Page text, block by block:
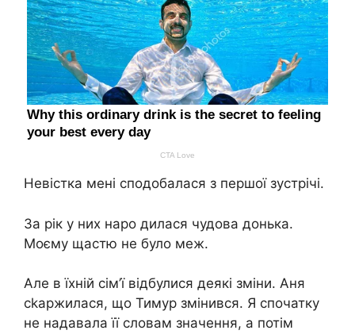
Невістка мені сподобалася з першої зустрічі.
За рік у них наро дилася чудова донька.
Моєму щастю не було меж.
Але в їхній сім’ї відбулися деякі зміни. Аня
сkаржилася, що Тимур змінився. Я спочатку
не надавала її словам значення, а потім